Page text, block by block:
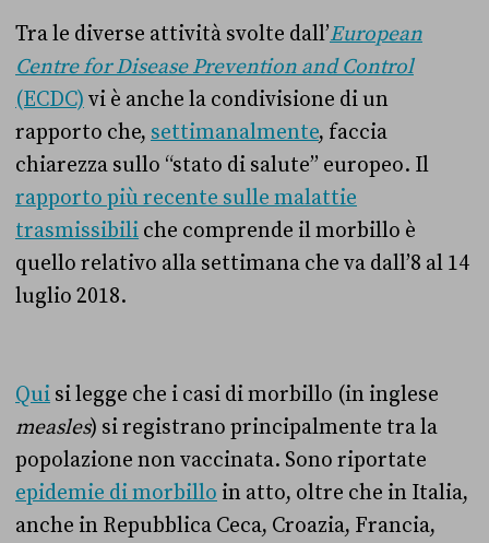
Tra le diverse attività svolte dall’European
Centre for Disease Prevention and Control
(ECDC) vi è anche la condivisione di un
rapporto che, settimanalmente, faccia
chiarezza sullo “stato di salute” europeo. Il
rapporto più recente sulle malattie
trasmissibili che comprende il morbillo è
quello relativo alla settimana che va dall’8 al 14
luglio 2018.
Qui si legge che i casi di morbillo (in inglese
measles) si registrano principalmente tra la
popolazione non vaccinata. Sono riportate
epidemie di morbillo in atto, oltre che in Italia,
anche in Repubblica Ceca, Croazia, Francia,